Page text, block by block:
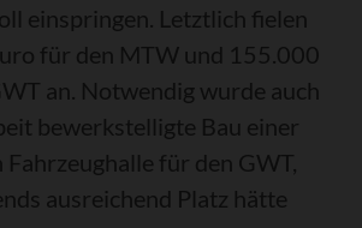
einspringen. Letztlich fielen
für den MTW und 155.000
an. Notwendig wurde auch
bewerkstelligte Bau einer
für den GWT,
ausreichend Platz hätte